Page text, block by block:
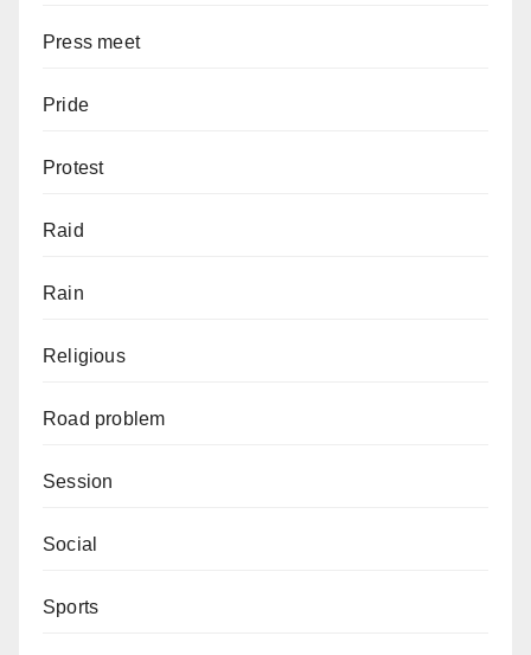
Press meet
Pride
Protest
Raid
Rain
Religious
Road problem
Session
Social
Sports